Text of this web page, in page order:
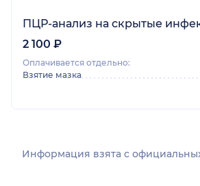
ПЦР-анализ на скрытые
2 100 ₽
Оплачивается отдельно:
Взятие мазка
Информация взята c